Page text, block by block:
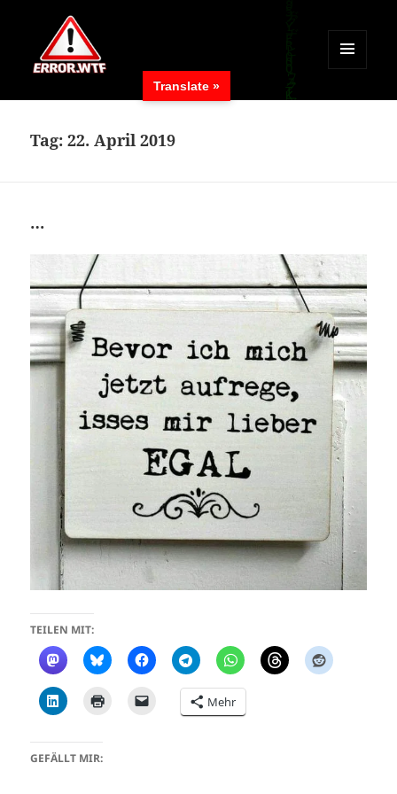
MENÜ
WIDGETS
Tag:22. April 2019
…
TEILEN MIT:
Mehr
GEFÄLLT MIR:
Translate »